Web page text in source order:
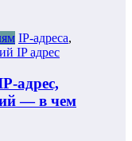
IP-адреса,
IP адрес
адрес,
— в чем